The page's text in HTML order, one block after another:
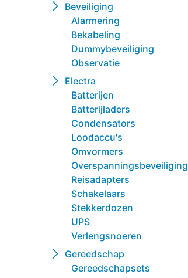
Beveiliging
Alarmering
Bekabeling
Dummybeveiliging
Observatie
Electra
Batterijen
Batterijladers
Condensators
Loodaccu's
Omvormers
Overspanningsbeveiliging
Reisadapters
Schakelaars
Stekkerdozen
UPS
Verlengsnoeren
Gereedschap
Gereedschapsets